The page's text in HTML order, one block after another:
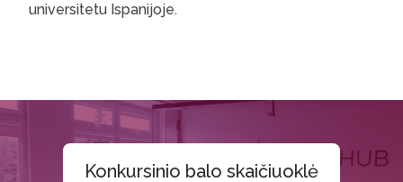
universitetu Ispanijoje.
Konkursinio balo skaičiuoklė